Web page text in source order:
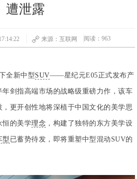
遭泄露
来源：互联网 阅读：963
全新中型SUV——星纪元E05正式发布产
剑指高端市场的战略级重磅力作，该车
更开创性地将深植于中国文化的美学思
恒的美学理念 ，构建了独特的东方美学设
型 已蓄势待发，即将重塑中型混动SUV的